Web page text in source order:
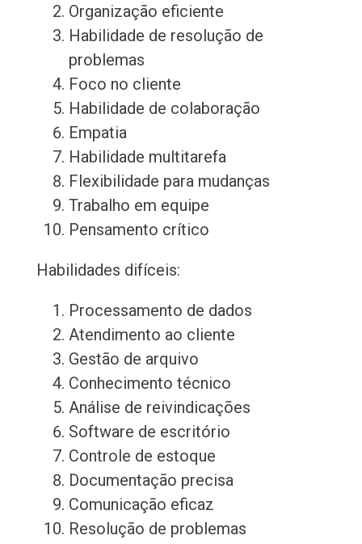
Organização eficiente
Habilidade de resolução de
problemas
Foco no cliente
Habilidade de colaboração
Empatia
Habilidade multitarefa
Flexibilidade para mudanças
Trabalho em equipe
Pensamento crítico
Habilidades difíceis:
Processamento de dados
Atendimento ao cliente
Gestão de arquivo
Conhecimento técnico
Análise de reivindicações
Software de escritório
Controle de estoque
Documentação precisa
Comunicação eficaz
Resolução de problemas